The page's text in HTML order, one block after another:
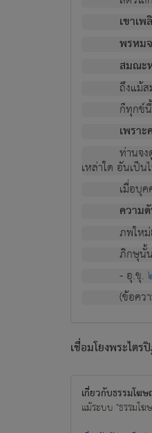
เขาเ
พรหม
สมณะ
ถึงแม้
ก็ทุกข์
เพรา
ท่านจ
เหล่าใด อันเป็น
เมื่อบุ
ความ
ภพให
ภิกษุนั้
- อุ.ขุ.
(ข้อคว
เชื่อมโยงพระไตร
เกี่ยวกับธรรมโฆ
แม้ระบบ "ธรรมโ